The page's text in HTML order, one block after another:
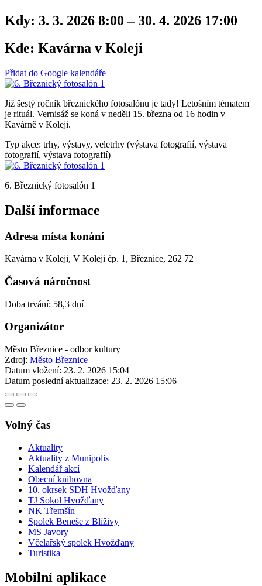
Kdy: 3. 3. 2026 8:00 – 30. 4. 2026 17:00
Kde: Kavárna v Koleji
Přidat do Google kalendáře
Již šestý ročník březnického fotosalónu je tady! Letošním tématem
je rituál. Vernisáž se koná v neděli 15. března od 16 hodin v
Kavárně v Koleji.
Typ akce: trhy, výstavy, veletrhy (výstava fotografií, výstava
fotografií, výstava fotografií)
6. Březnický fotosalón 1
Další informace
Adresa místa konání
Kavárna v Koleji, V Koleji čp. 1, Březnice, 262 72
Časová náročnost
Doba trvání: 58,3 dní
Organizátor
Město Březnice - odbor kultury
Zdroj: Město Březnice
Datum vložení: 23. 2. 2026 15:04
Datum poslední aktualizace: 23. 2. 2026 15:06
Volný čas
Aktuality
Aktuality z Munipolis
Kalendář akcí
Obecní knihovna
10. okrsek SDH Hvožďany
TJ Sokol Hvožďany
NK Třemšín
Spolek Beneše z Blíživy
MS Javory
Včelařský spolek Hvožďany
Turistika
Mobilní aplikace